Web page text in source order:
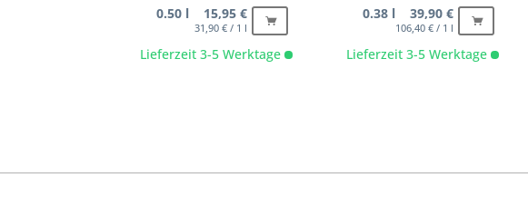
Lieferzeit 3-5 Werktage
0.50 l 15,95 €
31,90 € / 1 l
Lieferzeit 3-5 Werktage
0.38 l 39,90 €
106,40 € / 1 l